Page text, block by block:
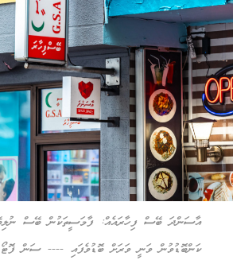
އާސަންދަ ބޭސް ފިހާރައެއް: ފާމަސީތަކުން ބޭސް
ކަންބޮޑުވުން ވަނީ ވަރަށް ބޮޑުވެފައި ---- ސަން ފޮޓޯ